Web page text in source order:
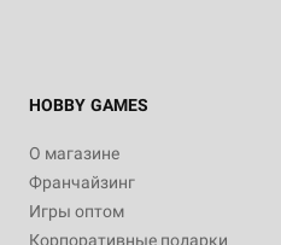
HOBBY GAMES
О магазине
Франчайзинг
Игры оптом
Корпоративные подарки